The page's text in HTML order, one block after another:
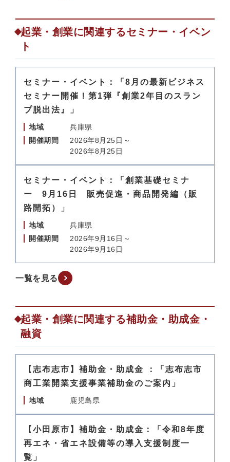
起業・創業に関連するセミナー・イベン
ト
セミナー・イベント：「8月の最新ビジネス
セミナー開催！第1弾『創業2年目のスラン
プ脱出法』」
地域
兵庫県
開催期間
2026年8月25日～
2026年8月25日
セミナー・イベント：「創業基礎セミナ
ー 9月16日 販売促進・商品開発編（販
路開拓）」
地域
兵庫県
開催期間
2026年9月16日～
2026年9月16日
一覧を見る
起業・創業に関連する補助金・助成金・
融資
【志布志市】補助金・助成金 ：「志布志市
商工業開業支援事業補助金のご案内」
地域 鹿児島県
【小田原市】補助金・助成金：「令和8年度
再エネ・省エネ設備等の導入支援制度一
覧」